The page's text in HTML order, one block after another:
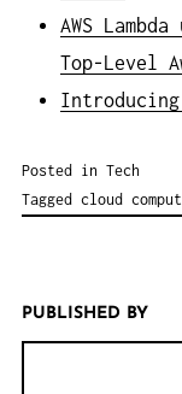
AWS
Top-Level
Posted in Tech
Tagged cloud
PUBLISHED BY